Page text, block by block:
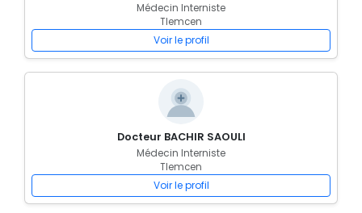
Médecin Interniste
Tlemcen
Voir le profil
Docteur BACHIR SAOULI
Médecin Interniste
Tlemcen
Voir le profil